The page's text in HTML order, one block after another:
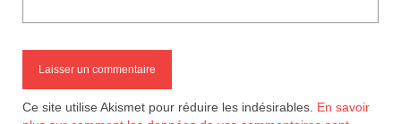
Ce site utilise Akismet pour réduire les indésirables. En savoir